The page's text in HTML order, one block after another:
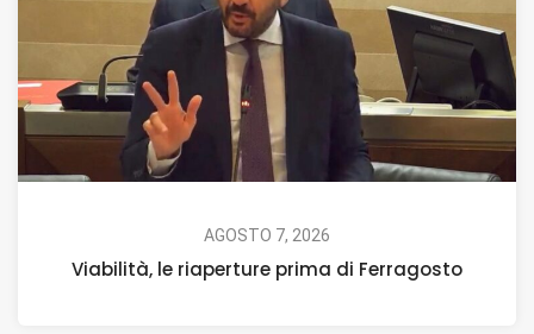
AGOSTO 7, 2026
Viabilità, le riaperture prima di Ferragosto